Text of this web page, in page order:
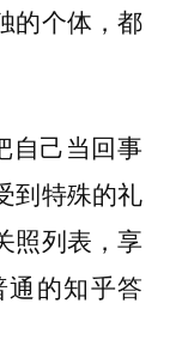
的个体，都
自己当回事
到特殊的礼
照列表，享
的知乎答